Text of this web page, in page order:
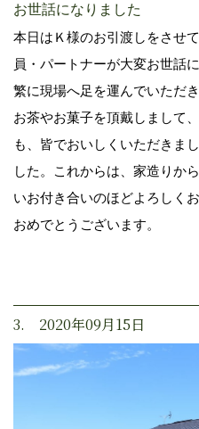
お世話になりました
本日はＫ様のお引渡しをさせ
員・パートナーが大変お世話
繁に現場へ足を運んでいただ
お茶やお菓子を頂戴しまして
も、皆でおいしくいただきま
した。これからは、家造りか
いお付き合いのほどよろしく
おめでとうございます。
3. 2020年09月15日